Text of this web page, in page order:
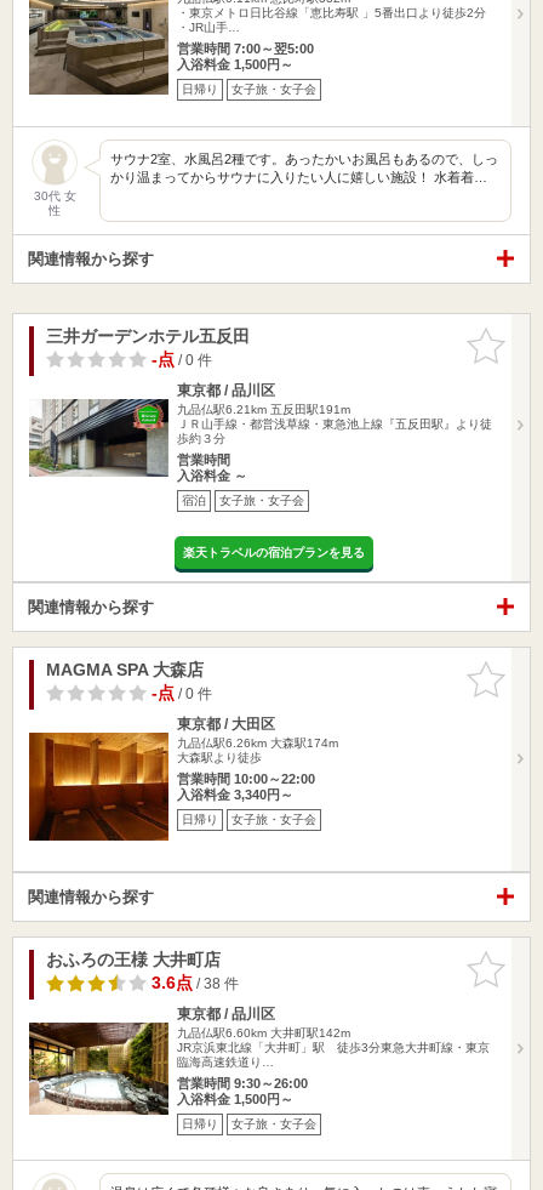
・東京メトロ日比谷線「恵比寿駅 」5番出口より徒歩2分
・JR山手…
営業時間 7:00～翌5:00
入浴料金 1,500円～
日帰り 女子旅・女子会
30代 女
性
サウナ2室、水風呂2種です。あったかいお風呂もあるので、しっ
かり温まってからサウナに入りたい人に嬉しい施設！ 水着着…
関連情報から探す
お気に入
りに追加
三井ガーデンホテル五反田
-点/ 0 件
東京都 / 品川区
九品仏駅6.21km 五反田駅191m
ＪＲ山手線・都営浅草線・東急池上線『五反田駅』より徒
歩約３分
営業時間
入浴料金 ～
宿泊 女子旅・女子会
楽天トラベルの宿泊プランを見る
関連情報から探す
お気に入
りに追加
MAGMA SPA 大森店
-点/ 0 件
東京都 / 大田区
九品仏駅6.26km 大森駅174m
大森駅より徒歩
営業時間 10:00～22:00
入浴料金 3,340円～
日帰り 女子旅・女子会
関連情報から探す
お気に入
りに追加
おふろの王様 大井町店
3.6点/ 38 件
東京都 / 品川区
九品仏駅6.60km 大井町駅142m
JR京浜東北線「大井町」駅 徒歩3分東急大井町線・東京
臨海高速鉄道り…
営業時間 9:30～26:00
入浴料金 1,500円～
日帰り 女子旅・女子会